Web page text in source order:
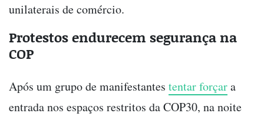
unilaterais de comércio.
Protestos endurecem segurança na
COP
Após um grupo de manifestantes tentar forçara
entrada nos espaços restritos da COP30, na noite